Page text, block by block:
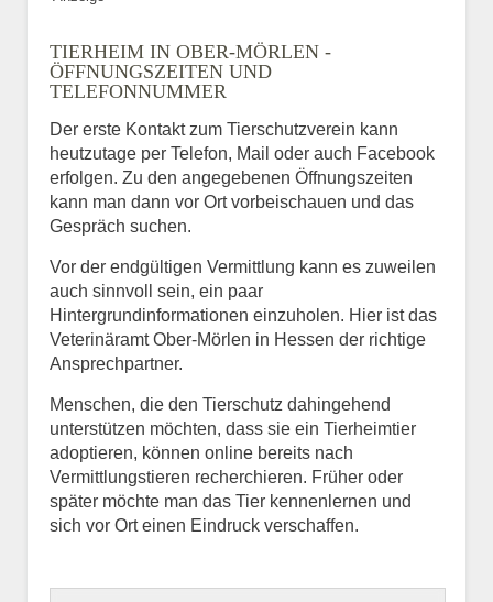
TIERHEIM IN OBER-MÖRLEN -
ÖFFNUNGSZEITEN UND
TELEFONNUMMER
Der erste Kontakt zum Tierschutzverein kann
heutzutage per Telefon, Mail oder auch Facebook
erfolgen. Zu den angegebenen Öffnungszeiten
kann man dann vor Ort vorbeischauen und das
Gespräch suchen.
Vor der endgültigen Vermittlung kann es zuweilen
auch sinnvoll sein, ein paar
Hintergrundinformationen einzuholen. Hier ist das
Veterinäramt Ober-Mörlen in Hessen der richtige
Ansprechpartner.
Menschen, die den Tierschutz dahingehend
unterstützen möchten, dass sie ein Tierheimtier
adoptieren, können online bereits nach
Vermittlungstieren recherchieren. Früher oder
später möchte man das Tier kennenlernen und
sich vor Ort einen Eindruck verschaffen.